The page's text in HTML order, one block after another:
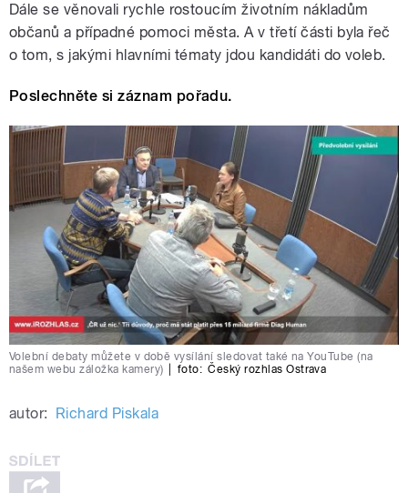
Dále se věnovali rychle rostoucím životním nákladům
občanů a případné pomoci města. A v třetí části byla řeč
o tom, s jakými hlavními tématy jdou kandidáti do voleb.
Poslechněte si záznam pořadu.
Volební debaty můžete v době vysílání sledovat také na YouTube (na
našem webu záložka kamery)
foto: Český rozhlas Ostrava
autor: Richard Piskala